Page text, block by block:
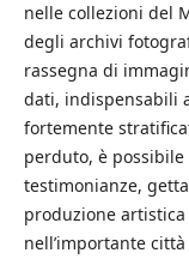
nelle collezioni del
degli archivi
rassegna di
dati, indispensabili
fortemente
perduto, è
testimonianze,
produzione
nell’importante